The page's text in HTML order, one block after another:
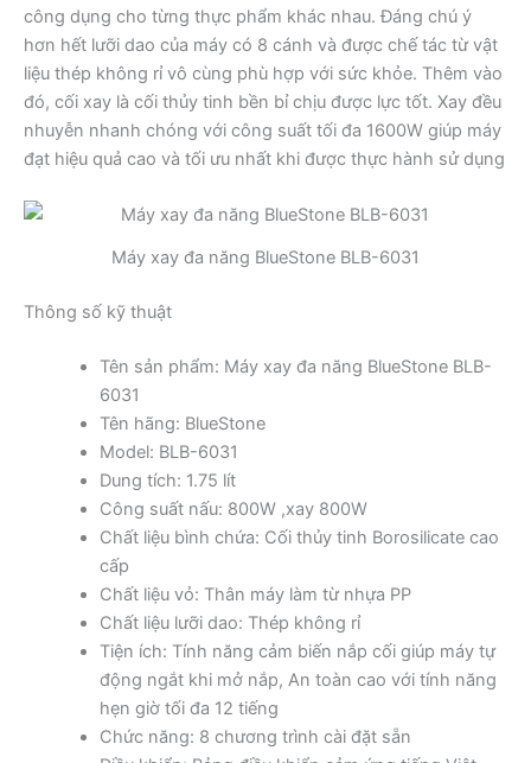
công dụng cho từng thực phẩm khác nhau. Đáng chú ý
hơn hết lưỡi dao của máy có 8 cánh và được chế tác từ vật
liệu thép không rỉ vô cùng phù hợp với sức khỏe. Thêm vào
đó, cối xay là cối thủy tinh bền bỉ chịu được lực tốt. Xay đều
nhuyễn nhanh chóng với công suất tối đa 1600W giúp máy
đạt hiệu quả cao và tối ưu nhất khi được thực hành sử dụng
Máy xay đa năng BlueStone BLB-6031
Thông số kỹ thuật
Tên sản phẩm: Máy xay đa năng BlueStone BLB-
6031
Tên hãng: BlueStone
Model: BLB-6031
Dung tích: 1.75 lít
Công suất nấu: 800W ,xay 800W
Chất liệu bình chứa: Cối thủy tinh Borosilicate cao
cấp
Chất liệu vỏ: Thân máy làm từ nhựa PP
Chất liệu lưỡi dao: Thép không rỉ
Tiện ích: Tính năng cảm biến nắp cối giúp máy tự
động ngắt khi mở nắp, An toàn cao với tính năng
hẹn giờ tối đa 12 tiếng
Chức năng: 8 chương trình cài đặt sẵn